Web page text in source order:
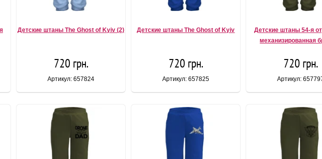
Детские штаны The Ghost of Kyiv (2)
720 грн.
Артикул: 657824
Детские штаны The Ghost of Kyiv
720 грн.
Артикул: 657825
Детские штаны 54-я
механизированная
720 грн.
Артикул: